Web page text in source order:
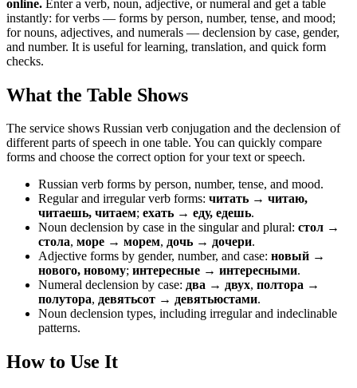
online. Enter a verb, noun, adjective, or numeral and get a table
instantly: for verbs — forms by person, number, tense, and mood;
for nouns, adjectives, and numerals — declension by case, gender,
and number. It is useful for learning, translation, and quick form
checks.
What the Table Shows
The service shows Russian verb conjugation and the declension of
different parts of speech in one table. You can quickly compare
forms and choose the correct option for your text or speech.
Russian verb forms by person, number, tense, and mood.
Regular and irregular verb forms: читать → читаю,
читаешь, читаем; ехать → еду, едешь.
Noun declension by case in the singular and plural: стол →
стола, море → морем, дочь → дочери.
Adjective forms by gender, number, and case: новый →
нового, новому; интересные → интересными.
Numeral declension by case: два → двух, полтора →
полутора, девятьсот → девятьюстами.
Noun declension types, including irregular and indeclinable
patterns.
How to Use It